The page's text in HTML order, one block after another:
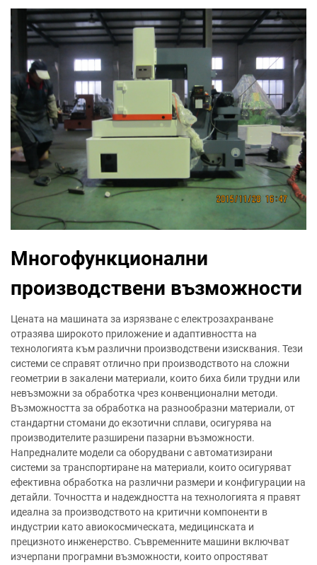
Многофункционални
производствени възможности
Цената на машината за изрязване с електрозахранване
отразява широкото приложение и адаптивността на
технологията към различни производствени изисквания. Тези
системи се справят отлично при производството на сложни
геометрии в закалени материали, които биха били трудни или
невъзможни за обработка чрез конвенционални методи.
Възможността за обработка на разнообразни материали, от
стандартни стомани до екзотични сплави, осигурява на
производителите разширени пазарни възможности.
Напредналите модели са оборудвани с автоматизирани
системи за транспортиране на материали, които осигуряват
ефективна обработка на различни размери и конфигурации на
детайли. Точността и надеждността на технологията я правят
идеална за производството на критични компоненти в
индустрии като авиокосмическата, медицинската и
прецизното инженерство. Съвременните машини включват
изчерпани програмни възможности, които опростяват